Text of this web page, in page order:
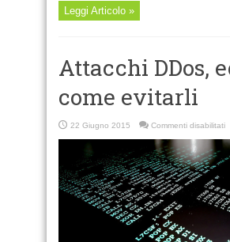
Leggi Articolo »
Attacchi DDos,
come evitarli
22 Giugno 2015 Commenti disabilitatisu